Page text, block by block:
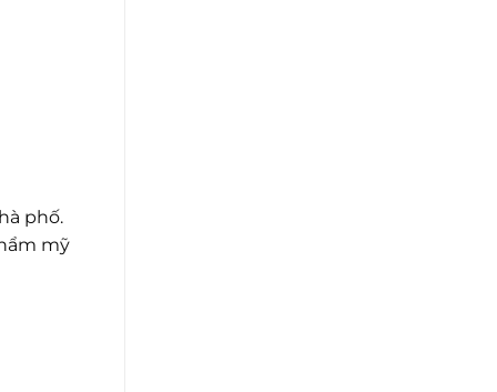
phố.
mỹ